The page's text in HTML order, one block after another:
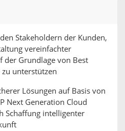
Stakeholdern der Kunden,
vereinfachter
der Grundlage von Best
zu unterstützen
Lösungen auf Basis von
Next Generation Cloud
Schaffung intelligenter